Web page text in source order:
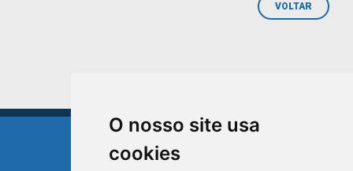
O nosso site usa
cookies
VOLTAR